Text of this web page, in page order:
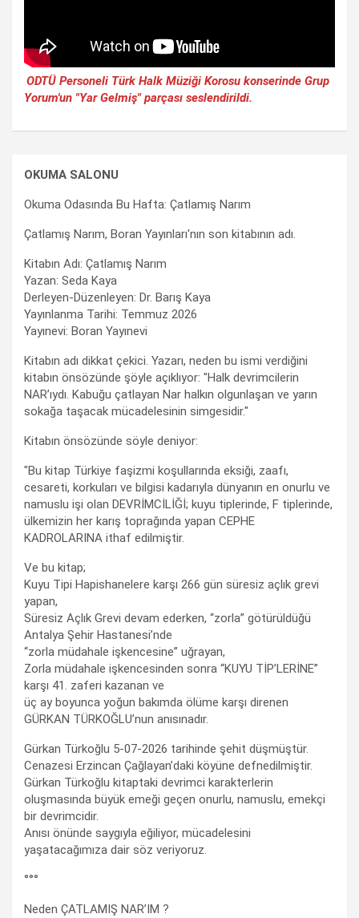
ODTÜ Personeli Türk Halk Müziği Korosu konserinde Grup
Yorum'un "Yar Gelmiş" parçası seslendirildi.
OKUMA SALONU
Okuma Odasında Bu Hafta: Çatlamış Narım
Çatlamış Narım, Boran Yayınları'nın son kitabının adı.
Kitabın Adı: Çatlamış Narım
Yazan: Seda Kaya
Derleyen-Düzenleyen: Dr. Barış Kaya
Yayınlanma Tarihi: Temmuz 2026
Yayınevi: Boran Yayınevi
Kitabın adı dikkat çekici. Yazarı, neden bu ismi verdiğini
kitabın önsözünde şöyle açıklıyor: "Halk devrimcilerin
NAR’ıydı. Kabuğu çatlayan Nar halkın olgunlaşan ve yarın
sokağa taşacak mücadelesinin simgesidir."
Kitabın önsözünde söyle deniyor:
"Bu kitap Türkiye faşizmi koşullarında eksiği, zaafı,
cesareti, korkuları ve bilgisi kadarıyla dünyanın en onurlu ve
namuslu işi olan DEVRİMCİLİĞİ; kuyu tiplerinde, F tiplerinde,
ülkemizin her karış toprağında yapan CEPHE
KADROLARINA ithaf edilmiştir.
Ve bu kitap;
Kuyu Tipi Hapishanelere karşı 266 gün süresiz açlık grevi
yapan,
Süresiz Açlık Grevi devam ederken, “zorla” götürüldüğü
Antalya Şehir Hastanesi’nde
“zorla müdahale işkencesine” uğrayan,
Zorla müdahale işkencesinden sonra “KUYU TİP’LERİNE”
karşı 41. zaferi kazanan ve
üç ay boyunca yoğun bakımda ölüme karşı direnen
GÜRKAN TÜRKOĞLU’nun anısınadır.
Gürkan Türkoğlu 5-07-2026 tarihinde şehit düşmüştür.
Cenazesi Erzincan Çağlayan’daki köyüne defnedilmiştir.
Gürkan Türkoğlu kitaptaki devrimci karakterlerin
oluşmasında büyük emeği geçen onurlu, namuslu, emekçi
bir devrimcidir.
Anısı önünde saygıyla eğiliyor, mücadelesini
yaşatacağımıza dair söz veriyoruz.
°°°
Neden ÇATLAMIŞ NAR’IM ?